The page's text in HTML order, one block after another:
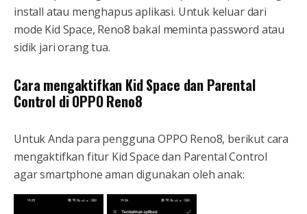
install atau menghapus aplikasi. Untuk keluar dari
mode Kid Space, Reno8 bakal meminta password atau
sidik jari orang tua.
Cara mengaktifkan Kid Space dan Parental
Control di OPPO Reno8
Untuk Anda para pengguna OPPO Reno8, berikut cara
mengaktifkan fitur Kid Space dan Parental Control
agar smartphone aman digunakan oleh anak: